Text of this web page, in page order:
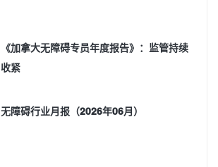
《加拿大无障碍专员年度报告》：监管持续
收紧
无障碍行业月报（2026年06月）